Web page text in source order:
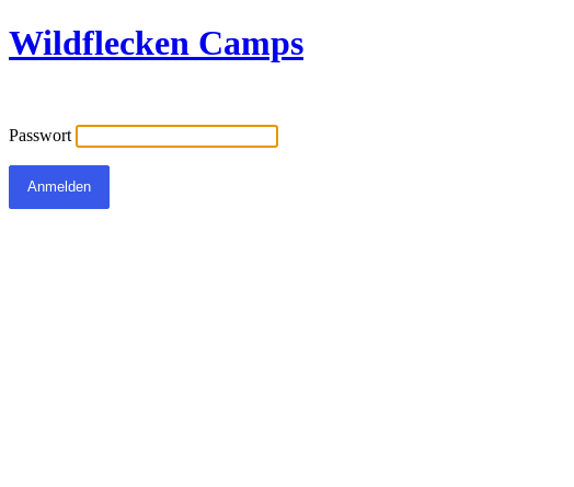
Wildflecken Camps
Passwort